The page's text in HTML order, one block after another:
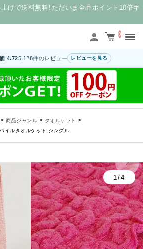
げで送料無料！ただいま全品ポイント10倍キ
0
4.725,128件のレビュー レビューを見る
> 商品ジャンル > タオルケット >
イルタオルケット シングル
1/4